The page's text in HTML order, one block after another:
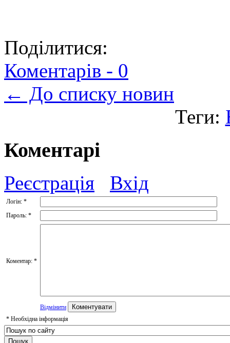
Поділитися:
Коментарів - 0
← До списку новин
Теги:
Коментарі
Реєстрація Вхід
Логін: *
Пароль: *
Коментар: *
Відмінити
* Необхідна інформація